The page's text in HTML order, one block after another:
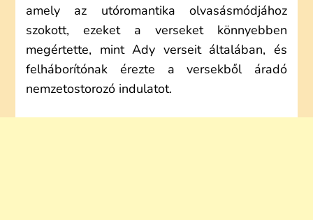
amely az utóromantika olvasásmódjához
szokott, ezeket a verseket könnyebben
megértette, mint Ady verseit általában, és
felháborítónak érezte a versekből áradó
nemzetostorozó indulatot.